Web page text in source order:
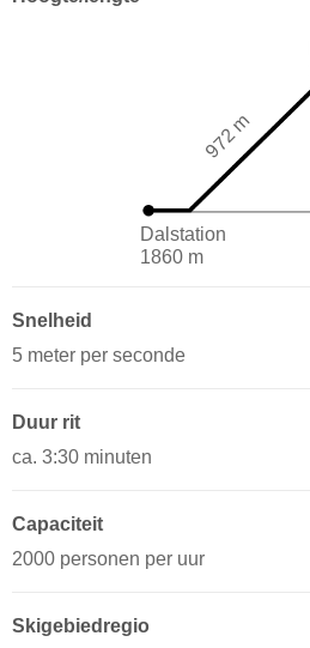
Dalstation
1860 m
972 m
Snelheid
5 meter per seconde
Duur rit
ca. 3:30 minuten
Capaciteit
2000 personen per uur
Skigebiedregio